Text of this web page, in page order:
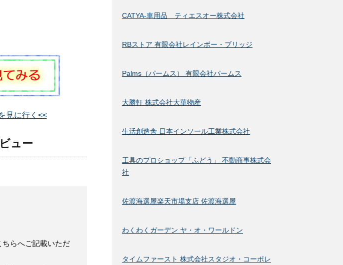
見に行く<<
ュー
らへご記載いただ
CATYA-車用品 ティエスオー株式会社
RBストア 有限会社レインボー・ブリッジ
Palms（パームス） 有限会社パームス
大勝軒 株式会社大華物産
生活創造舎 日本インソール工業株式会社
工具のプロショップ「ふどう」 不動商事株式会
社
佐渡海選屋楽天市場支店 佐渡海選屋
わくわくガーデン ヤ・オ・ワールドン
タイムファースト 株式会社スタジオ・コーポレ